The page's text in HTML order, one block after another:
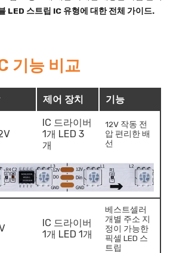
LED 스트립 IC 유형에 대한 전체 가이드.
기능 비교
제어 장치 기능
IC 드라이버
1개 LED 3
개
12V 작동 전
압 편리한 배
선
IC 드라이버
1개 LED 1개
베스트셀러
개별 주소 지
정이 가능한
픽셀 LED 스
트립